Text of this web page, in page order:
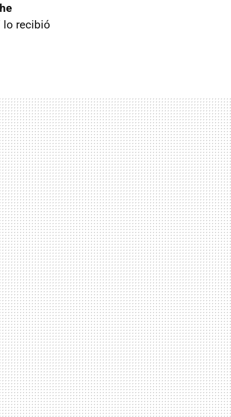
lo recibió